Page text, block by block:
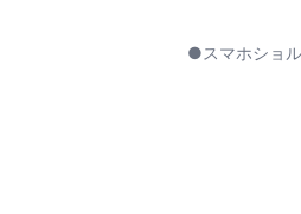
●スマホショ